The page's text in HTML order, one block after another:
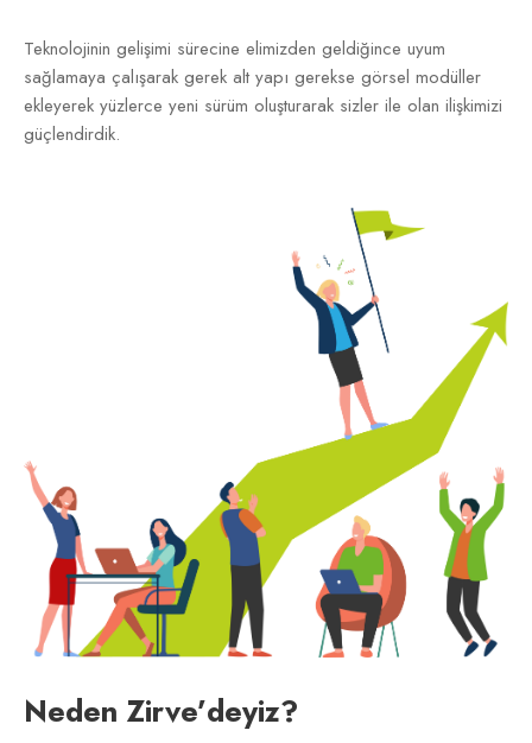
Teknolojinin gelişimi sürecine elimizden geldiğince uyum
sağlamaya çalışarak gerek alt yapı gerekse görsel modüller
ekleyerek yüzlerce yeni sürüm oluşturarak sizler ile olan ilişkimizi
güçlendirdik.
Neden Zirve’deyiz?